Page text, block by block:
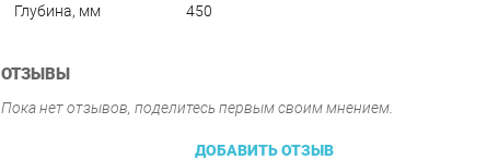
Глубина, мм
450
ОТЗЫВЫ
Пока нет отзывов, поделитесь первым своим мнением.
ДОБАВИТЬ ОТЗЫВ